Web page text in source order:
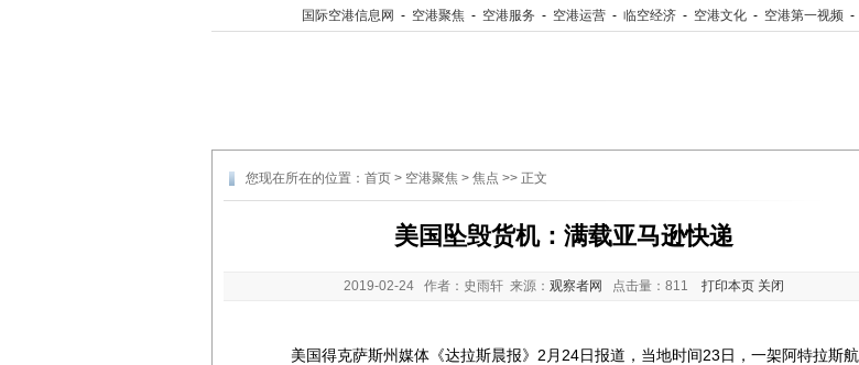
国际空港信息网 - 空港聚焦 - 空港服务 - 空港运营 - 临空经济 - 空港文化 - 空港第一视频 -
您现在所在的位置： 首页 > 空港聚焦 > 焦点 >> 正文
美国坠毁货机：满载亚马逊快递
2019-02-24 作者：史雨轩 来源： 观察者网 点击量： 811 打印本页 关闭
美国得克萨斯州媒体《达拉斯晨报》2月24日报道，当地时间23日，一架阿特拉斯航